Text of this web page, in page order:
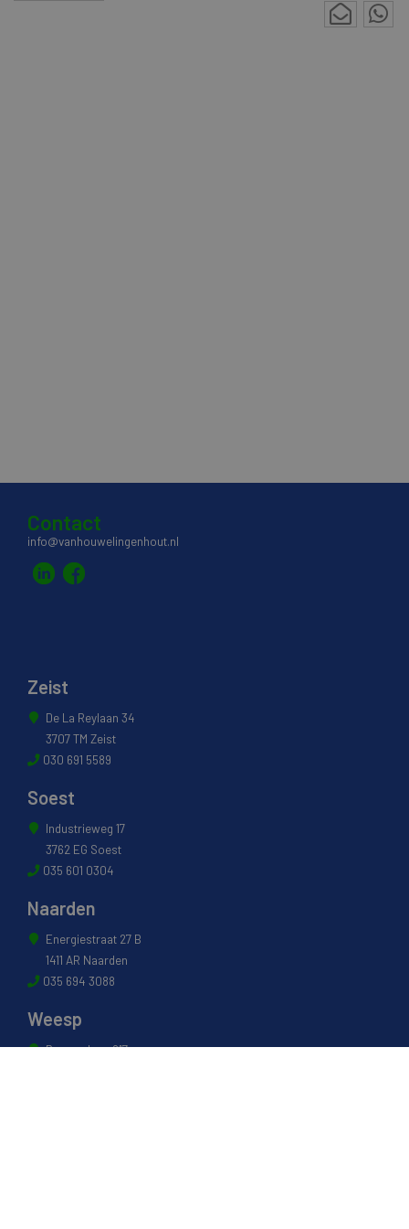
Contact
info@vanhouwelingenhout.nl
Zeist
De La Reylaan 34
3707 TM Zeist
030 691 5589
Soest
Industrieweg 17
3762 EG Soest
035 601 0304
Naarden
Energiestraat 27 B
1411 AR Naarden
035 694 3088
Weesp
Pampuslaan 217